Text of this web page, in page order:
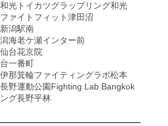
光トイカツグラップリング和光
ファイトフィット津田沼
潟駅南
海老ケ瀬インター前
台花京院
一番町
那箕輪ファイティングラボ松本
野運動公園Fighting Lab Bangkok
グ長野平林